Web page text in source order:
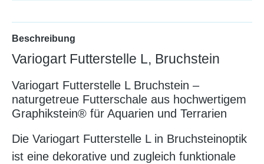
Beschreibung
Variogart Futterstelle L, Bruchstein
Variogart Futterstelle L Bruchstein –
naturgetreue Futterschale aus hochwertigem
Graphikstein® für Aquarien und Terrarien
Die Variogart Futterstelle L in Bruchsteinoptik
ist eine dekorative und zugleich funktionale